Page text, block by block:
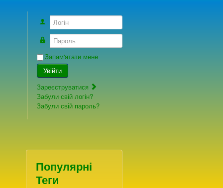
Логін
Пароль
Запам'ятати мене
Увійти
Зареєструватися
Забули свій логін?
Забули свій пароль?
Популярні
Теги